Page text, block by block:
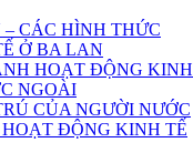
CÁC HÌNH THỨC
Ở BA LAN
HOẠT ĐỘNG KINH
NGOÀI
CỦA NGƯỜI NƯỚC
ĐỘNG KINH TẾ